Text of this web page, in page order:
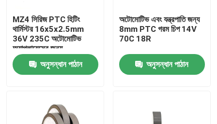
কারখানা পরিদর্শন
গুণমান নিয়ন্ত্রণ
MZ4 সিরিজ PTC হিটিং
থার্মিস্টর 16x5x2.5mm
36V 235C অটোমোটিভ
অ্যাপ্লায়েন্সের জন্য
অনুসন্ধান পাঠান
অটোমোটিভ এবং যন্ত্রপাতি জন্য
8mm PTC গরম চিপ 14V
70C 18R
অনুসন্ধান পাঠান